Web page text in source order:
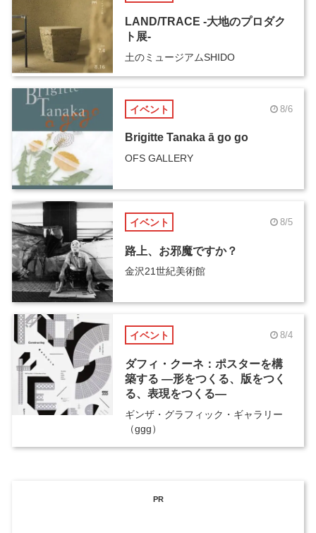
LAND/TRACE -大地のプロダク
ト展-
土のミュージアムSHIDO
イベント 8/6
Brigitte Tanaka ā go go
OFS GALLERY
イベント 8/5
路上、お邪魔ですか？
金沢21世紀美術館
イベント 8/4
ダフィ・クーネ：ポスターを構
築する ―形をつくる、版をつく
る、表現をつくる―
ギンザ・グラフィック・ギャラリー
（ggg）
PR